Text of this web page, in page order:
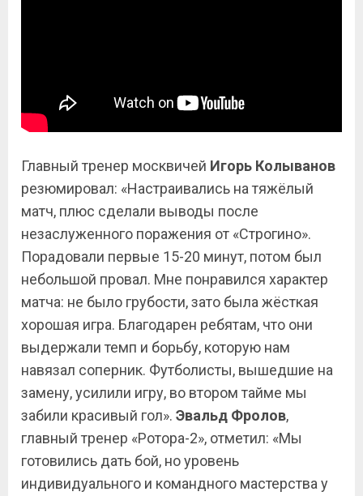
Главный тренер москвичей Игорь Колыванов
резюмировал: «Настраивались на тяжёлый
матч, плюс сделали выводы после
незаслуженного поражения от «Строгино».
Порадовали первые 15-20 минут, потом был
небольшой провал. Мне понравился характер
матча: не было грубости, зато была жёсткая
хорошая игра. Благодарен ребятам, что они
выдержали темп и борьбу, которую нам
навязал соперник. Футболисты, вышедшие на
замену, усилили игру, во втором тайме мы
забили красивый гол». Эвальд Фролов,
главный тренер «Ротора-2», отметил: «Мы
готовились дать бой, но уровень
индивидуального и командного мастерства у